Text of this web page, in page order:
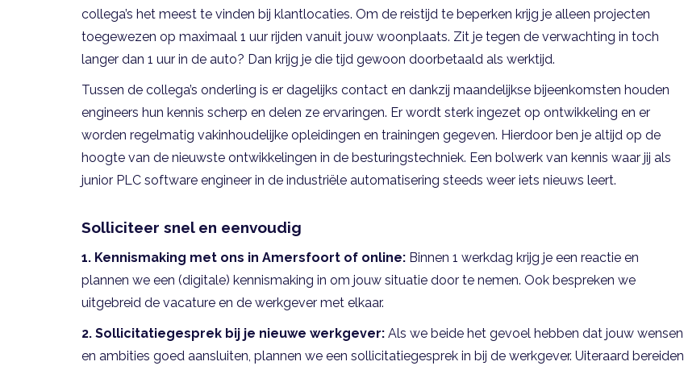
collega’s het meest te vinden bij klantlocaties. Om de reistijd te beperken krijg je alleen projecten
toegewezen op maximaal 1 uur rijden vanuit jouw woonplaats. Zit je tegen de verwachting in toch
langer dan 1 uur in de auto? Dan krijg je die tijd gewoon doorbetaald als werktijd.
Tussen de collega’s onderling is er dagelijks contact en dankzij maandelijkse bijeenkomsten houden
engineers hun kennis scherp en delen ze ervaringen. Er wordt sterk ingezet op ontwikkeling en er
worden regelmatig vakinhoudelijke opleidingen en trainingen gegeven. Hierdoor ben je altijd op de
hoogte van de nieuwste ontwikkelingen in de besturingstechniek. Een bolwerk van kennis waar jij als
junior PLC software engineer in de industriële automatisering steeds weer iets nieuws leert.
Solliciteer snel en eenvoudig
1. Kennismaking met ons in Amersfoort of online: Binnen 1 werkdag krijg je een reactie en
plannen we een (digitale) kennismaking in om jouw situatie door te nemen. Ook bespreken we
uitgebreid de vacature en de werkgever met elkaar.
2. Sollicitatiegesprek bij je nieuwe werkgever: Als we beide het gevoel hebben dat jouw wensen
en ambities goed aansluiten, plannen we een sollicitatiegesprek in bij de werkgever. Uiteraard bereiden